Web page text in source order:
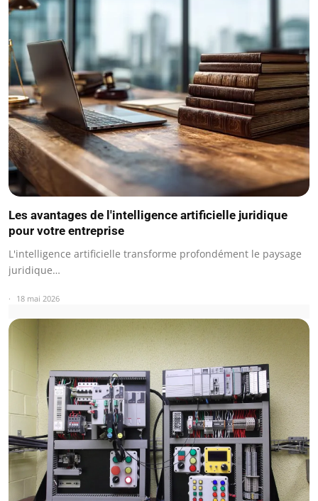
Les avantages de l'intelligence artificielle juridique
pour votre entreprise
L'intelligence artificielle transforme profondément le paysage
juridique…
18 mai 2026